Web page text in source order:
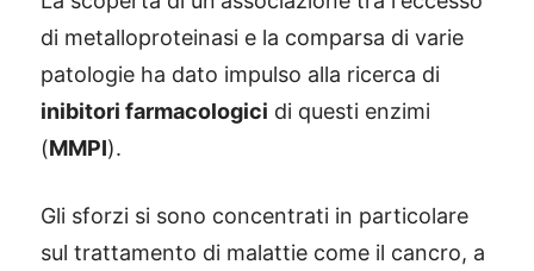
di metalloproteinasi e la comparsa di varie
patologie ha dato impulso alla ricerca di
inibitori farmacologici di questi enzimi
(MMPI).
Gli sforzi si sono concentrati in particolare
sul trattamento di malattie come il cancro, a